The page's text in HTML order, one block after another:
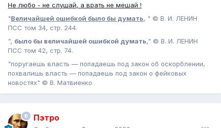
Не любо - не слушай, а врать не мешай !
"Величайшей ошибкой было бы думать, " © В. И. ЛЕНИН
ПСС том 34, стр. 244.
", было бы величайшей ошибкой думать," © В. И. ЛЕНИН
ПСС том 42, стр. 74.
"поругаешь власть — попадаешь под закон об оскорблении,
похвалишь власть — попадаешь под закон о фейковых
новостях" © В. Матвиенко
Пэтро